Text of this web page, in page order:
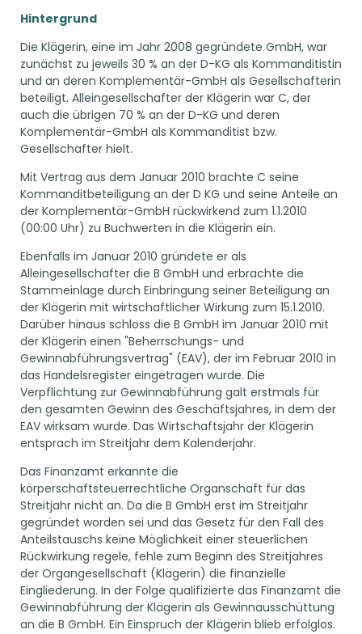
Hintergrund
Die Klägerin, eine im Jahr 2008 gegründete GmbH, war
zunächst zu jeweils 30 % an der D-KG als Kommanditistin
und an deren Komplementär-GmbH als Gesellschafterin
beteiligt. Alleingesellschafter der Klägerin war C, der
auch die übrigen 70 % an der D-KG und deren
Komplementär-GmbH als Kommanditist bzw.
Gesellschafter hielt.
Mit Vertrag aus dem Januar 2010 brachte C seine
Kommanditbeteiligung an der D KG und seine Anteile an
der Komplementär-GmbH rückwirkend zum 1.1.2010
(00:00 Uhr) zu Buchwerten in die Klägerin ein.
Ebenfalls im Januar 2010 gründete er als
Alleingesellschafter die B GmbH und erbrachte die
Stammeinlage durch Einbringung seiner Beteiligung an
der Klägerin mit wirtschaftlicher Wirkung zum 15.1.2010.
Darüber hinaus schloss die B GmbH im Januar 2010 mit
der Klägerin einen "Beherrschungs- und
Gewinnabführungsvertrag" (EAV), der im Februar 2010 in
das Handelsregister eingetragen wurde. Die
Verpflichtung zur Gewinnabführung galt erstmals für
den gesamten Gewinn des Geschäftsjahres, in dem der
EAV wirksam wurde. Das Wirtschaftsjahr der Klägerin
entsprach im Streitjahr dem Kalenderjahr.
Das Finanzamt erkannte die
körperschaftsteuerrechtliche Organschaft für das
Streitjahr nicht an. Da die B GmbH erst im Streitjahr
gegründet worden sei und das Gesetz für den Fall des
Anteilstauschs keine Möglichkeit einer steuerlichen
Rückwirkung regele, fehle zum Beginn des Streitjahres
der Organgesellschaft (Klägerin) die finanzielle
Eingliederung. In der Folge qualifizierte das Finanzamt die
Gewinnabführung der Klägerin als Gewinnausschüttung
an die B GmbH. Ein Einspruch der Klägerin blieb erfolglos.